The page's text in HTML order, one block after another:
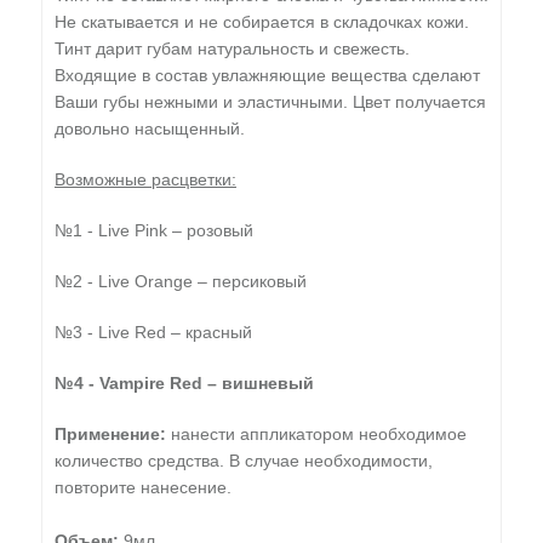
Не скатывается и не собирается в складочках кожи.
Тинт дарит губам натуральность и свежесть.
Входящие в состав увлажняющие вещества сделают
Ваши губы нежными и эластичными. Цвет получается
довольно насыщенный.
Возможные расцветки:
№1 - Live Pink – розовый
№2 - Live Orange – персиковый
№3 - Live Red – красный
№4 - Vampire Red – вишневый
Применение: нанести аппликатором необходимое
количество средства. В случае необходимости,
повторите нанесение.